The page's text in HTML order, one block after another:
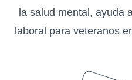
la salud mental, ayuda
laboral para veteranos